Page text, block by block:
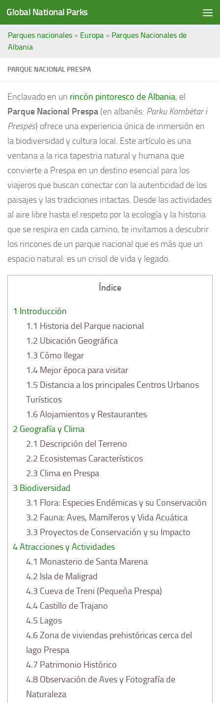
Saltar al contenido
Global National Parks
Parques nacionales » Europa » Parques Nacionales de
Albania
PARQUE NACIONAL PRESPA
Enclavado en un rincón pintoresco de Albania, el
Parque Nacional Prespa (en albanés: Parku Kombëtar i
Prespës) ofrece una experiencia única de inmersión en
la biodiversidad y cultura local. Este artículo es una
ventana a la rica tapestria natural y humana que
convierte a Prespa en un destino esencial para los
viajeros que buscan conectar con la autenticidad de los
paisajes y las tradiciones intactas. Desde las actividades
al aire libre hasta el respeto por la ecología y la historia
que se respira en cada camino, te invitamos a descubrir
los rincones de un parque nacional que es más que un
espacio natural: es un crisol de vida y legado.
Índice
1 Introducción
1.1 Historia del Parque nacional
1.2 Ubicación Geográfica
1.3 Cómo llegar
1.4 Mejor época para visitar
1.5 Distancia a los principales Centros Urbanos
Turísticos
1.6Alojamientos y Restaurantes
2 Geografía y Clima
2.1 Descripción del Terreno
2.2 Ecosistemas Característicos
2.3 Clima en Prespa
3 Biodiversidad
3.1 Flora: Especies Endémicas y su Conservación
3.2 Fauna: Aves, Mamíferos y Vida Acuática
3.3 Proyectos de Conservación y su Impacto
4Atracciones y Actividades
4.1 Monasterio de Santa Marena
4.2 Isla de Maligrad
4.3 Cueva de Treni (Pequeña Prespa)
4.4 Castillo de Trajano
4.5 Lagos
4.6Zona de viviendas prehistóricas cerca del
lago Prespa
4.7 Patrimonio Histórico
4.8 Observación de Aves y Fotografía de
Naturaleza